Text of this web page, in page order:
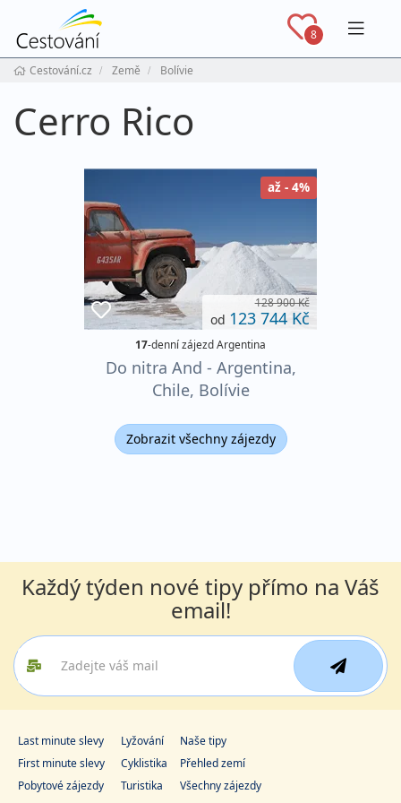
8
Cestování.cz Země Bolívie
Cerro Rico
až - 4%
128 900 Kč
od 123 744 Kč
17-denní zájezd Argentina
Do nitra And - Argentina,
Chile, Bolívie
Zobrazit všechny zájezdy
Každý týden nové tipy přímo na Váš
email!
Last minute slevy
First minute slevy
Pobytové zájezdy
Lyžování
Cyklistika
Turistika
Naše tipy
Přehled zemí
Všechny zájezdy